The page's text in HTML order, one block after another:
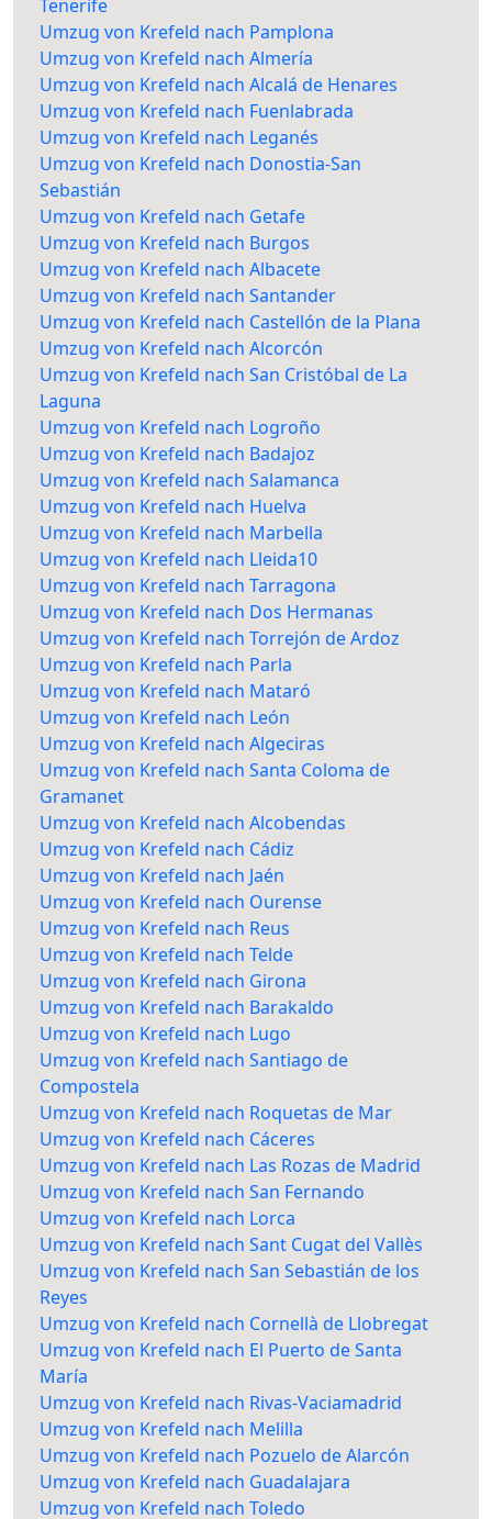
Tenerife
Umzug von Krefeld nach Pamplona
Umzug von Krefeld nach Almería
Umzug von Krefeld nach Alcalá de Henares
Umzug von Krefeld nach Fuenlabrada
Umzug von Krefeld nach Leganés
Umzug von Krefeld nach Donostia-San
Sebastián
Umzug von Krefeld nach Getafe
Umzug von Krefeld nach Burgos
Umzug von Krefeld nach Albacete
Umzug von Krefeld nach Santander
Umzug von Krefeld nach Castellón de la Plana
Umzug von Krefeld nach Alcorcón
Umzug von Krefeld nach San Cristóbal de La
Laguna
Umzug von Krefeld nach Logroño
Umzug von Krefeld nach Badajoz
Umzug von Krefeld nach Salamanca
Umzug von Krefeld nach Huelva
Umzug von Krefeld nach Marbella
Umzug von Krefeld nach Lleida10
Umzug von Krefeld nach Tarragona
Umzug von Krefeld nach Dos Hermanas
Umzug von Krefeld nach Torrejón de Ardoz
Umzug von Krefeld nach Parla
Umzug von Krefeld nach Mataró
Umzug von Krefeld nach León
Umzug von Krefeld nach Algeciras
Umzug von Krefeld nach Santa Coloma de
Gramanet
Umzug von Krefeld nach Alcobendas
Umzug von Krefeld nach Cádiz
Umzug von Krefeld nach Jaén
Umzug von Krefeld nach Ourense
Umzug von Krefeld nach Reus
Umzug von Krefeld nach Telde
Umzug von Krefeld nach Girona
Umzug von Krefeld nach Barakaldo
Umzug von Krefeld nach Lugo
Umzug von Krefeld nach Santiago de
Compostela
Umzug von Krefeld nach Roquetas de Mar
Umzug von Krefeld nach Cáceres
Umzug von Krefeld nach Las Rozas de Madrid
Umzug von Krefeld nach San Fernando
Umzug von Krefeld nach Lorca
Umzug von Krefeld nach Sant Cugat del Vallès
Umzug von Krefeld nach San Sebastián de los
Reyes
Umzug von Krefeld nach Cornellà de Llobregat
Umzug von Krefeld nach El Puerto de Santa
María
Umzug von Krefeld nach Rivas-Vaciamadrid
Umzug von Krefeld nach Melilla
Umzug von Krefeld nach Pozuelo de Alarcón
Umzug von Krefeld nach Guadalajara
Umzug von Krefeld nach Toledo